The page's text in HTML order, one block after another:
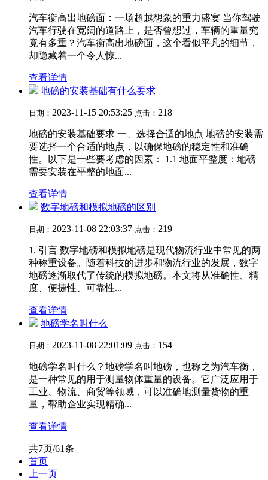
汽车衡高出地磅面：一场超越想象的重力盛宴 当你驾驶
汽车行驶在宽阔的道路上，是否曾想过，车辆的重量究
竟有多重？汽车衡高出地磅面，这个看似平凡的细节，
却隐藏着一个令人惊...
查看详情
地磅的安装基础有什么要求
日期： 2023-11-15 20:53:25 点击： 218
地磅的安装基础要求 一、选择合适的地点 地磅的安装需
要选择一个合适的地点，以确保地磅的稳定性和准确
性。以下是一些要考虑的因素： 1.1 地面平整度：地磅
需要安装在平整的地面...
查看详情
数字地磅和模拟地磅的区别
日期： 2023-11-08 22:03:37 点击： 219
1. 引言 数字地磅和模拟地磅是现代物流行业中常见的两
种称重设备。随着科技的进步和物流行业的发展，数字
地磅逐渐取代了传统的模拟地磅。本文将从准确性、精
度、便捷性、可靠性...
查看详情
地磅学名叫什么
日期： 2023-11-08 22:01:09 点击： 154
地磅学名叫什么？地磅学名叫地磅，也称之为汽车衡，
是一种常见的用于测量物体重量的设备。它广泛应用于
工业、物流、商贸等领域，可以准确地测量货物的重
量，帮助企业实现精确...
查看详情
共7页/61条
首页
上一页